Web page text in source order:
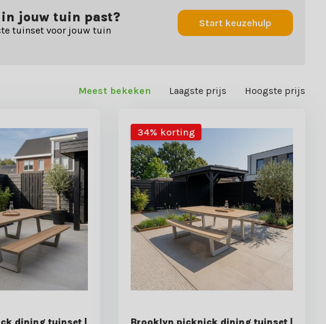
jouw tuin past?
tuinset voor jouw tuin
Start keuzehulp
Meest bekeken Laagste prijs Hoogste prijs
34% korting